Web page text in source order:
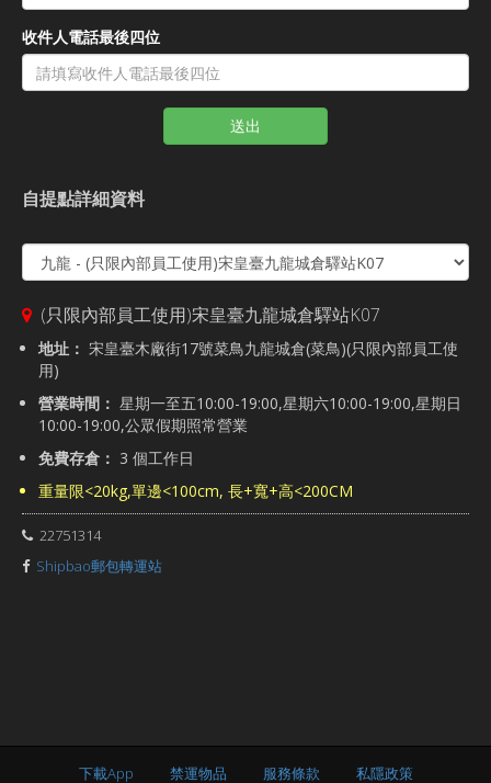
收件人電話最後四位
送出
自提點詳細資料
(只限內部員工使用)宋皇臺九龍城倉驛站K07
地址： 宋皇臺木廠街17號菜鳥九龍城倉(菜鳥)(只限內部員工使
用)
營業時間： 星期一至五10:00-19:00,星期六10:00-19:00,星期日
10:00-19:00,公眾假期照常營業
免費存倉： 3 個工作日
重量限<20kg,單邊<100cm, 長+寬+高<200CM
22751314
Shipbao郵包轉運站
下載App 禁運物品 服務條款 私隱政策